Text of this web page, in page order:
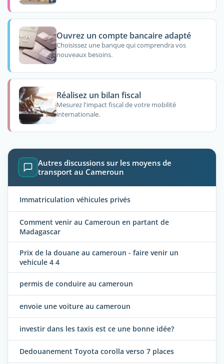
Ouvrez un compte bancaire adapté
Choisissez une banque qui comprendra vos
nouveaux besoins.
Réalisez un bilan fiscal
Mesurez l'impact fiscal de votre mobilité
internationale.
Autres discussions sur les moyens de
transport au Cameroun
Immatriculation véhicules privés
Comment venir au Cameroun en partant de
Madagascar
Prix de la douane au cameroun - faire venir un
vehicule 4 4
permis de conduire au cameroun
envoie une voiture au cameroun
investir dans les taxis est ce une bonne idée?
Dedouanement Toyota corolla verso 7 places